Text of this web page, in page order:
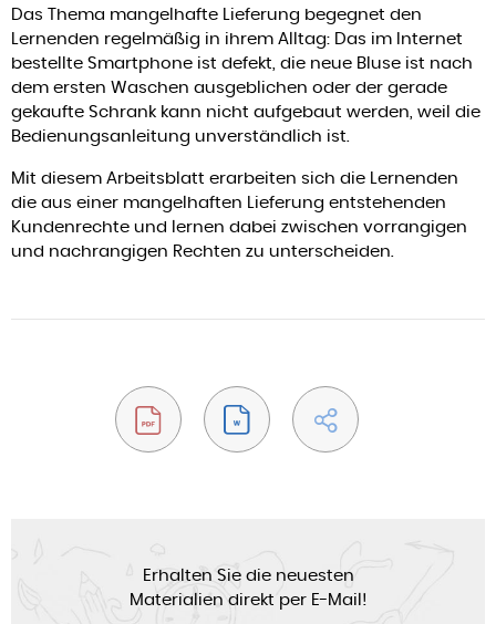
Das Thema mangelhafte Lieferung begegnet den
Lernenden regelmäßig in ihrem Alltag: Das im Internet
bestellte Smartphone ist defekt, die neue Bluse ist nach
dem ersten Waschen ausgeblichen oder der gerade
gekaufte Schrank kann nicht aufgebaut werden, weil die
Bedienungsanleitung unverständlich ist.
Mit diesem Arbeitsblatt erarbeiten sich die Lernenden
die aus einer mangelhaften Lieferung entstehenden
Kundenrechte und lernen dabei zwischen vorrangigen
und nachrangigen Rechten zu unterscheiden.
Erhalten Sie die neuesten
Materialien direkt per E-Mail!